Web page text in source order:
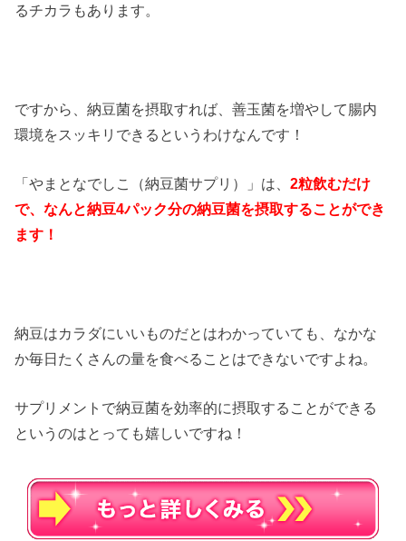
るチカラもあります。
ですから、納豆菌を摂取すれば、善玉菌を増やして腸内
環境をスッキリできるというわけなんです！
「やまとなでしこ（納豆菌サプリ）」は、2粒飲むだけ
で、なんと納豆4パック分の納豆菌を摂取することができ
ます！
納豆はカラダにいいものだとはわかっていても、なかな
か毎日たくさんの量を食べることはできないですよね。
サプリメントで納豆菌を効率的に摂取することができる
というのはとっても嬉しいですね！